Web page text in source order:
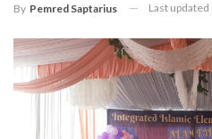
By Pemred Saptarius Last updated